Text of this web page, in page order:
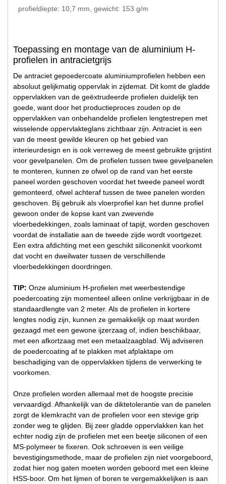
profieldiepte: 10,7 mm, gewicht: 153 g/m
Toepassing en montage van de aluminium H-
profielen in antracietgrijs
De antraciet gepoedercoate aluminiumprofielen hebben een
absoluut gelijkmatig oppervlak in zijdemat. Dit komt de gladde
oppervlakken van de geëxtrudeerde profielen duidelijk ten
goede, want door het productieproces zouden op de
oppervlakken van onbehandelde profielen lengtestrepen met
wisselende oppervlakteglans zichtbaar zijn. Antraciet is een
van de meest gewilde kleuren op het gebied van
interieurdesign en is ook verreweg de meest gebruikte grijstint
voor gevelpanelen. Om de profielen tussen twee gevelpanelen
te monteren, kunnen ze ofwel op de rand van het eerste
paneel worden geschoven voordat het tweede paneel wordt
gemonteerd, ofwel achteraf tussen de twee panelen worden
geschoven. Bij gebruik als vloerprofiel kan het dunne profiel
gewoon onder de kopse kant van zwevende
vloerbedekkingen, zoals laminaat of tapijt, worden geschoven
voordat de installatie aan de tweede zijde wordt voortgezet.
Een extra afdichting met een geschikt siliconenkit voorkomt
dat vocht en dweilwater tussen de verschillende
vloerbedekkingen doordringen.
TIP: Onze aluminium H-profielen met weerbestendige
poedercoating zijn momenteel alleen online verkrijgbaar in de
standaardlengte van 2 meter. Als de profielen in kortere
lengtes nodig zijn, kunnen ze gemakkelijk op maat worden
gezaagd met een gewone ijzerzaag of, indien beschikbaar,
met een afkortzaag met een metaalzaagblad. Wij adviseren
de poedercoating af te plakken met afplaktape om
beschadiging van de oppervlakken tijdens de verwerking te
voorkomen.
Onze profielen worden allemaal met de hoogste precisie
vervaardigd. Afhankelijk van de diktetolerantie van de panelen
zorgt de klemkracht van de profielen voor een stevige grip
zonder weg te glijden. Bij zeer gladde oppervlakken kan het
echter nodig zijn de profielen met een beetje siliconen of een
MS-polymeer te fixeren. Ook schroeven is een veilige
bevestigingsmethode, maar de profielen zijn niet voorgeboord,
zodat hier nog gaten moeten worden geboord met een kleine
HSS-boor. Om het lijmen of boren te vergemakkelijken is aan